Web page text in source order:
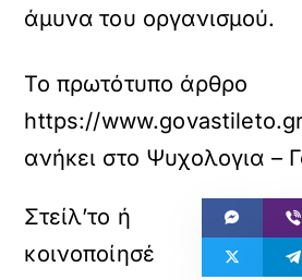
άμυνα του οργανισμού.
Το πρωτότυπο άρθρο
https://
ανήκει στο Ψυχολογια –